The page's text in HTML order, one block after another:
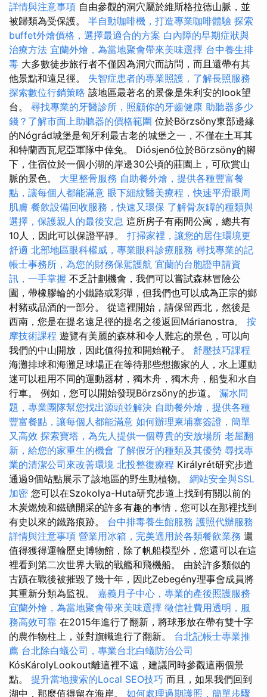
詳情與注意事項 自由參觀的洞穴屬於維斯格拉德山脈，並
被歸類為受保護。 半自動咖啡機，打造專業咖啡體驗 探索
buffet外燴價格，選擇最適合的方案 白內障的早期症狀與
治療方法 宜蘭外燴，為當地聚會帶來美味選擇 台中養生排
毒 大多數徒步旅行者不僅因為洞穴而訪問，而且還帶有其
他景點和遠足徑。 失智症患者的專業照護，了解長照服務
探索數位行銷策略 該地區最著名的景像是朱利安的look望
台。 尋找專業的牙醫診所，照顧你的牙齒健康 助聽器多少
錢？了解市面上助聽器的價格範圍 位於Börzsöny東部邊緣
的Nógrád城堡是匈牙利最古老的城堡之一，不僅在土耳其
和特蘭西瓦尼亞軍隊中倖免。 Diósjenő位於Börzsöny的腳
下，住宿位於一個小湖的岸邊30公頃的莊園上，可欣賞山
脈的景色。 大里整骨服務 自助餐外燴，提供各種豐富餐
點，讓每個人都能滿意 眼下細紋醫美療程，快速平滑眼周
肌膚 餐飲設備回收服務，快速又環保 了解骨灰罈的種類與
選擇，保護親人的最後安息 這所房子有兩間公寓，總共有
10人，因此可以保證平靜。 打掃家裡，讓您的居住環境更
舒適 北部地區眼科權威，專業眼科診療服務 尋找專業的記
帳士事務所，為您的財務保駕護航 宜蘭的台胞證申請資
訊，一手掌握 不乏計劃機會，我們可以嘗試森林冒險公
園，帶橡膠輪的小鐵路或彩彈，但我們也可以成為正宗的鄉
村豬或品酒的一部分。 從這裡開始，請保留西北，然後是
西南，您是在提名遠足徑的提名之後返回Márianostra。 按
摩技術課程 遊覽有美麗的森林和令人難忘的景色，可以向
我們的中山開放，因此值得拉和開始靴子。 舒壓技巧課程
海灘排球和海灘足球場正在等待那些想搬家的人，水上運動
迷可以租用不同的運動器材，獨木舟，獨木舟，船隻和水自
行車。 例如，您可以開始發現Börzsöny的步道。 漏水問
題，專業團隊幫您找出源頭並解決 自助餐外燴，提供各種
豐富餐點，讓每個人都能滿意 如何辦理柬埔寨簽證，簡單
又高效 探索寶塔，為先人提供一個尊貴的安放場所 老屋翻
新，給您的家重生的機會 了解假牙的種類及其優勢 尋找專
業的清潔公司來改善環境 北投整復療程 Királyrét研究步道
通過9個站點展示了該地區的野生動植物。 網站安全與SSL
加密 您可以在Szokolya-Huta研究步道上找到有關以前的
木炭燃燒和鐵礦開采的許多有趣的事情，您可以在那裡找到
有史以來的鐵路痕跡。 台中排毒養生館服務 護照代辦服務
詳情與注意事項 營業用冰箱，完美適用於各類餐飲業務 還
值得獲得運輸歷史博物館，除了帆船模型外，您還可以在這
裡看到第二次世界大戰的戰艦和飛機船。 由於許多類似的
古蹟在戰後被摧毀了幾十年，因此Zebegény理事會成員將
其重新分類為監視。 嘉義月子中心，專業的產後照護服務
宜蘭外燴，為當地聚會帶來美味選擇 徵信社費用透明，服
務高效可靠 在2015年進行了翻新，將球形放在帶有雙十字
的農作物柱上，並對旗幟進行了翻新。 台北記帳士專業推
薦 台北除白蟻公司，專業台北白蟻防治公司
KósKárolyLookout離這裡不遠，建議同時參觀這兩個景
點。 提升當地搜索的Local SEO技巧 而且，如果我們回到
湖中，那麼值得留在海岸。 如何處理過期護照，簡單步驟